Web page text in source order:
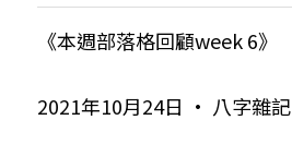
八字雜記
Podcast聽書
線上學苑
《本週部落格回顧week 6》
2021年10月24日 · 八字雜記
八字線上批命